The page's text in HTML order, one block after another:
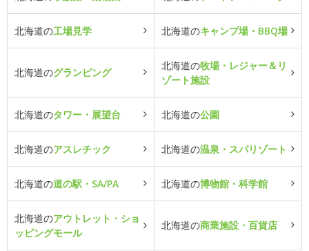
北海道の工場見学 北海道のキャンプ場・BBQ場
北海道のグランピング
北海道の牧場・レジャー＆リ
ゾート施設
北海道のタワー・展望台 北海道の公園
北海道のアスレチック 北海道の温泉・スパリゾート
北海道の道の駅・SA/PA 北海道の博物館・科学館
北海道のアウトレット・ショ
ッピングモール
北海道の商業施設・百貨店